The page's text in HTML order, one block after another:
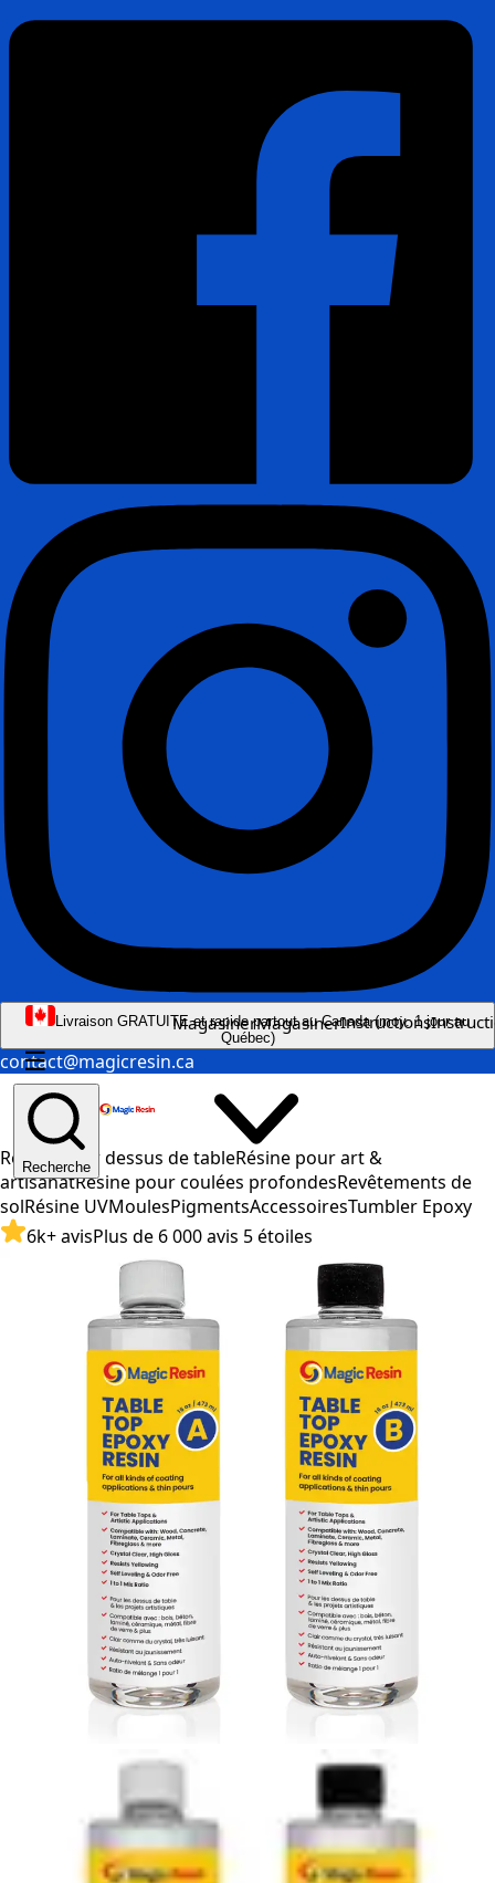
Livraison GRATUITE et rapide partout au Canada (moy. 1 jour au
Québec)
contact@magicresin.ca
☰
Recherche
MagasinerMagasinerInstructions
Résine pour dessus de tableRésine pour art &
artisanatRésine pour coulées profondesRevêtements de
solRésine UVMoulesPigmentsAccessoiresTumbler Epoxy
6k+ avisPlus de 6 000 avis 5 étoiles